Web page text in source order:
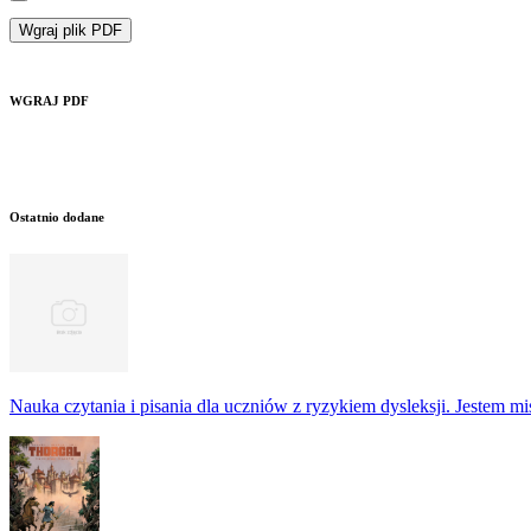
Wgraj plik PDF
WGRAJ PDF
Ostatnio dodane
Nauka czytania i pisania dla uczniów z ryzykiem dysleksji. Jestem